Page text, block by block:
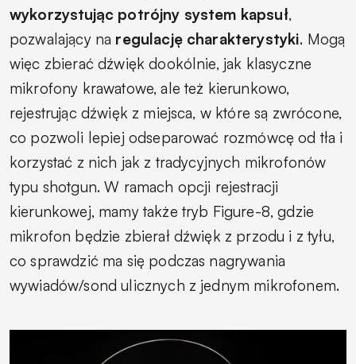
wykorzystując potrójny system kapsuł,
pozwalający na regulację charakterystyki. Mogą
więc zbierać dźwięk dookólnie, jak klasyczne
mikrofony krawatowe, ale też kierunkowo,
rejestrując dźwięk z miejsca, w które są zwrócone,
co pozwoli lepiej odseparować rozmówcę od tła i
korzystać z nich jak z tradycyjnych mikrofonów
typu shotgun. W ramach opcji rejestracji
kierunkowej, mamy także tryb Figure-8, gdzie
mikrofon będzie zbierał dźwięk z przodu i z tyłu,
co sprawdzić ma się podczas nagrywania
wywiadów/sond ulicznych z jednym mikrofonem.